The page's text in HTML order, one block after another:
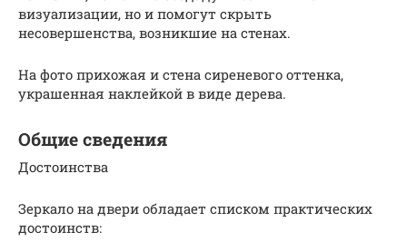
визуализации, но и помогут скрыть
несовершенства, возникшие на стенах.
На фото прихожая и стена сиреневого оттенка,
украшенная наклейкой в виде дерева.
Общие сведения
Достоинства
Зеркало на двери обладает списком практических
достоинств: